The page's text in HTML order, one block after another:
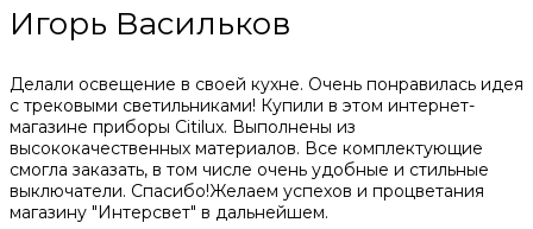
Игорь Васильков
Делали освещение в своей кухне. Очень понравилась идея
с трековыми светильниками! Купили в этом интернет-
магазине приборы Citilux. Выполнены из
высококачественных материалов. Все комплектующие
смогла заказать, в том числе очень удобные и стильные
выключатели. Спасибо!Желаем успехов и процветания
магазину "Интерсвет" в дальнейшем.